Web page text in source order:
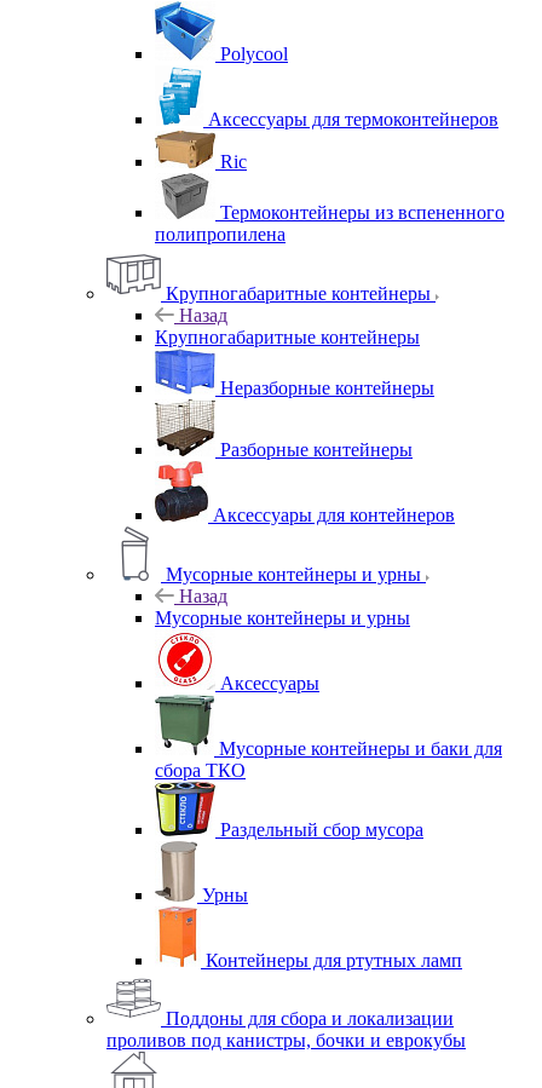
Polycool
Аксессуары для термоконтейнеров
Ric
Термоконтейнеры из вспененного
полипропилена
Крупногабаритные контейнеры
Назад
Крупногабаритные контейнеры
Неразборные контейнеры
Разборные контейнеры
Аксессуары для контейнеров
Мусорные контейнеры и урны
Назад
Мусорные контейнеры и урны
Аксессуары
Мусорные контейнеры и баки для
сбора ТКО
Раздельный сбор мусора
Урны
Контейнеры для ртутных ламп
Поддоны для сбора и локализации
проливов под канистры, бочки и еврокубы